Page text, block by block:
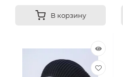
В корзину